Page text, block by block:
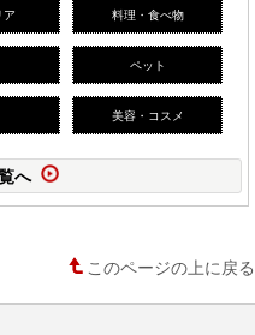
ア 料理・食べ物
ペット
美容・コスメ
へ
このページの上に戻る